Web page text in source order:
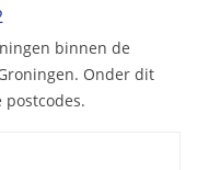
binnen de
Onder dit